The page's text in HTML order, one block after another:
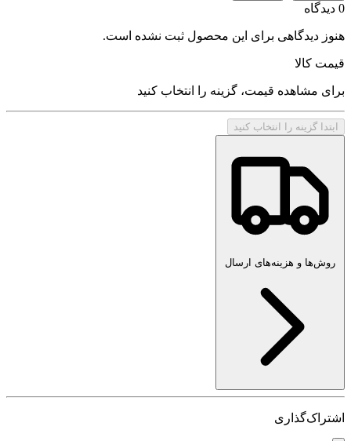
0 دیدگاه
هنوز دیدگاهی برای این محصول ثبت نشده است.
قیمت کالا
برای مشاهده قیمت، گزینه را انتخاب کنید
ابتدا گزینه را انتخاب کنید
روش‌ها و هزینه‌های ارسال
اشتراک‌گذاری